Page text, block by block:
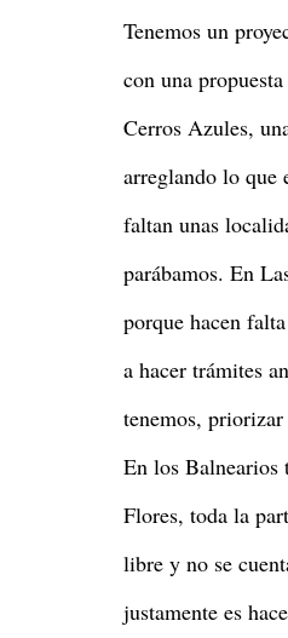
Tenemos un
con una
Cerros Azules,
arreglando lo que
faltan unas
parábamos. En
porque hacen
a hacer trámites
tenemos,
En los Balnearios
Flores, toda la
libre y no se
justamente es